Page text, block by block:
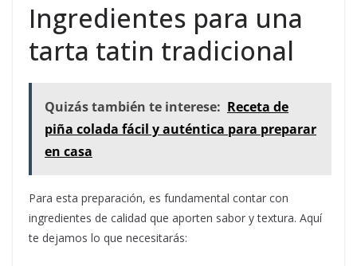
Ingredientes para una
tarta tatin tradicional
Quizás también te interese: Receta de
piña colada fácil y auténtica para preparar
en casa
Para esta preparación, es fundamental contar con
ingredientes de calidad que aporten sabor y textura. Aquí
te dejamos lo que necesitarás: